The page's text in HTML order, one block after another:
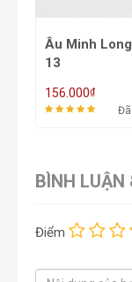
Âu Minh
13
156.000₫
Đã
BÌNH
Điểm